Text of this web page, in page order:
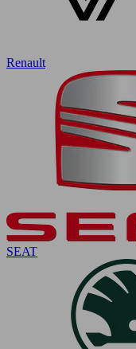
Renault
SEAT